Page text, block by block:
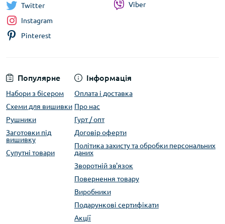
Популярне
Набори з бісером
Схеми для вишивки
Рушники
Заготовки під
вишивку
Супутні товари
Інформація
Оплата і доставка
Про нас
Гурт / опт
Договір оферти
Політика захисту та обробки персональних
даних
Зворотній зв'язок
Повернення товару
Виробники
Подарункові сертифікати
Акції
Twitter
Instagram
Pinterest
Viber